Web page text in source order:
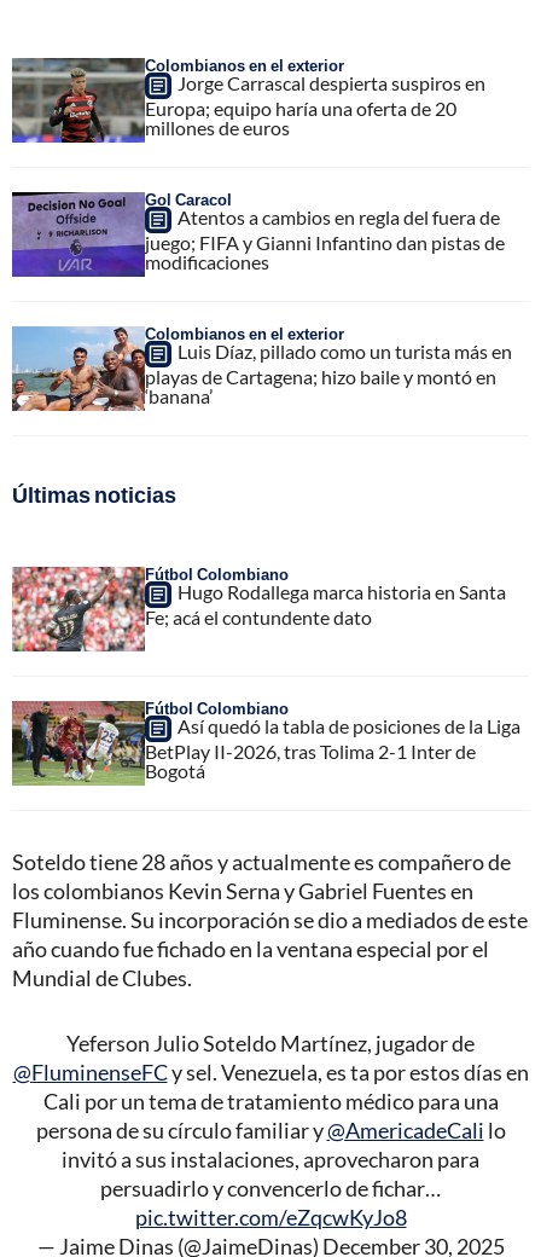
Colombianos en el exterior
Jorge Carrascal despierta suspiros en
Europa; equipo haría una oferta de 20
millones de euros
Gol Caracol
Atentos a cambios en regla del fuera de
juego; FIFA y Gianni Infantino dan pistas de
modificaciones
Colombianos en el exterior
Luis Díaz, pillado como un turista más en
playas de Cartagena; hizo baile y montó en
‘banana’
Últimas noticias
Fútbol Colombiano
Hugo Rodallega marca historia en Santa
Fe; acá el contundente dato
Fútbol Colombiano
Así quedó la tabla de posiciones de la Liga
BetPlay II-2026, tras Tolima 2-1 Inter de
Bogotá
Soteldo tiene 28 años y actualmente es compañero de
los colombianos Kevin Serna y Gabriel Fuentes en
Fluminense. Su incorporación se dio a mediados de este
año cuando fue fichado en la ventana especial por el
Mundial de Clubes.
Yeferson Julio Soteldo Martínez, jugador de
@FluminenseFCy sel. Venezuela, es ta por estos días en
Cali por un tema de tratamiento médico para una
persona de su círculo familiar y@AmericadeCali lo
invitó a sus instalaciones, aprovecharon para
persuadirlo y convencerlo de fichar…
pic.twitter.com/eZqcwKyJo8
— Jaime Dinas (@JaimeDinas) December 30, 2025